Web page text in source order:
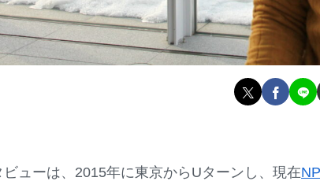
ューは、2015年に東京からUターンし、現在